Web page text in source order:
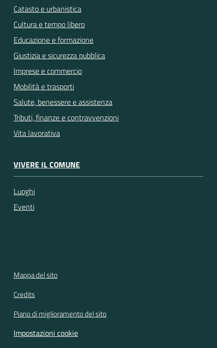
Catasto e urbanistica
Cultura e tempo libero
Educazione e formazione
Giustizia e sicurezza pubblica
Imprese e commercio
Mobilità e trasporti
Salute, benessere e assistenza
Tributi, finanze e contravvenzioni
Vita lavorativa
VIVERE IL COMUNE
Luoghi
Eventi
Mappa del sito
Credits
Piano di miglioramento del sito
Impostazioni cookie